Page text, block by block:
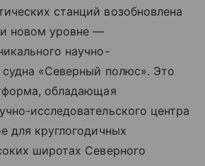
станций возобновлена
новом уровне —
научно-
судна «Северный полюс». Это
обладающая
исследовательского центра
для круглогодичных
широтах Северного